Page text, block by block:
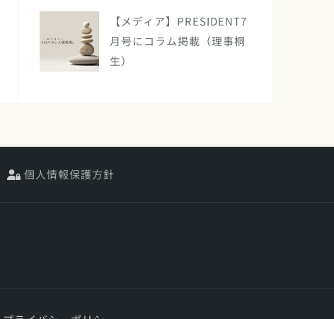
【メディア】PRESIDENT7
月号にコラム掲載（理事桐
生）
個人情報保護方針